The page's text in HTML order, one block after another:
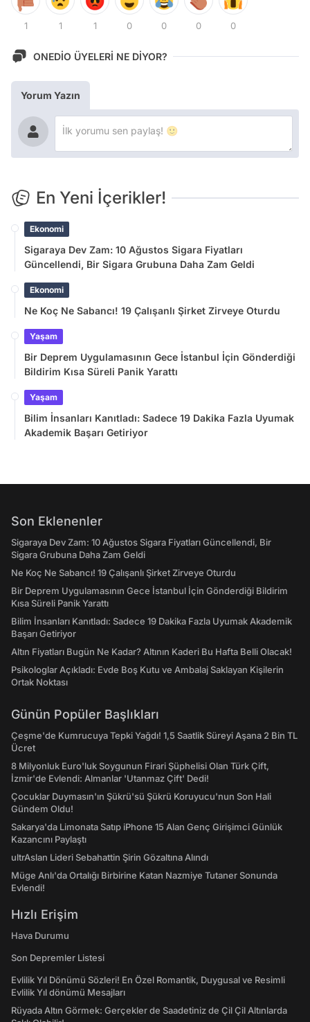
1 1 1 0 0 0 0
ONEDİO ÜYELERİ NE DİYOR?
Yorum Yazın
En Yeni İçerikler!
Ekonomi
Sigaraya Dev Zam: 10 Ağustos Sigara Fiyatları
Güncellendi, Bir Sigara Grubuna Daha Zam Geldi
Ekonomi
Ne Koç Ne Sabancı! 19 Çalışanlı Şirket Zirveye Oturdu
Yaşam
Bir Deprem Uygulamasının Gece İstanbul İçin Gönderdiği
Bildirim Kısa Süreli Panik Yarattı
Yaşam
Bilim İnsanları Kanıtladı: Sadece 19 Dakika Fazla Uyumak
Akademik Başarı Getiriyor
Son Eklenenler
Sigaraya Dev Zam: 10 Ağustos Sigara Fiyatları Güncellendi, Bir
Sigara Grubuna Daha Zam Geldi
Ne Koç Ne Sabancı! 19 Çalışanlı Şirket Zirveye Oturdu
Bir Deprem Uygulamasının Gece İstanbul İçin Gönderdiği Bildirim
Kısa Süreli Panik Yarattı
Bilim İnsanları Kanıtladı: Sadece 19 Dakika Fazla Uyumak Akademik
Başarı Getiriyor
Altın Fiyatları Bugün Ne Kadar? Altının Kaderi Bu Hafta Belli Olacak!
Psikologlar Açıkladı: Evde Boş Kutu ve Ambalaj Saklayan Kişilerin
Ortak Noktası
Günün Popüler Başlıkları
Çeşme'de Kumrucuya Tepki Yağdı! 1,5 Saatlik Süreyi Aşana 2 Bin TL
Ücret
8 Milyonluk Euro'luk Soygunun Firari Şüphelisi Olan Türk Çift,
İzmir'de Evlendi: Almanlar 'Utanmaz Çift' Dedi!
Çocuklar Duymasın'ın Şükrü'sü Şükrü Koruyucu'nun Son Hali
Gündem Oldu!
Sakarya'da Limonata Satıp iPhone 15 Alan Genç Girişimci Günlük
Kazancını Paylaştı
ultrAslan Lideri Sebahattin Şirin Gözaltına Alındı
Müge Anlı'da Ortalığı Birbirine Katan Nazmiye Tutaner Sonunda
Evlendi!
Hızlı Erişim
Hava Durumu
Son Depremler Listesi
Evlilik Yıl Dönümü Sözleri! En Özel Romantik, Duygusal ve Resimli
Evlilik Yıl dönümü Mesajları
Rüyada Altın Görmek: Gerçekler de Saadetiniz de Çil Çil Altınlarda